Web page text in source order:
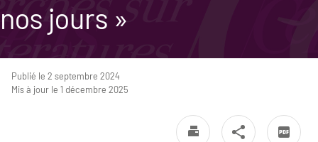
nos jours »
Publié le 2 septembre 2024
Mis à jour le 1 décembre 2025